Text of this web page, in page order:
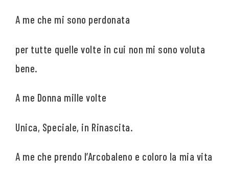
A me che mi sono perdonata
per tutte quelle volte in cui non mi sono voluta
bene.
A me Donna mille volte
Unica, Speciale, in Rinascita.
A me che prendo l’Arcobaleno e coloro la mia vita